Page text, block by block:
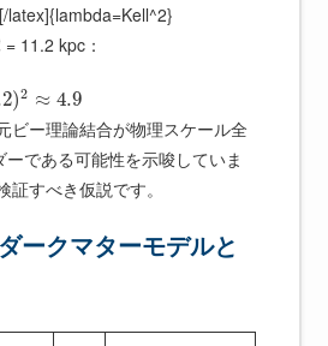
11.2 kpc：
)2 ≈ 4.9
ビー理論結合が物理スケール全
である可能性を示唆していま
すべき仮説です。
ークマターモデルと